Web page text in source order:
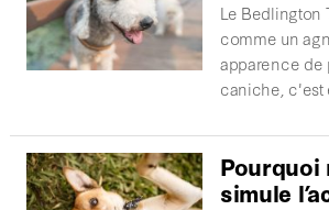
Le Bedlington
comme un
apparence de
caniche, c'est
Pourquoi
simule